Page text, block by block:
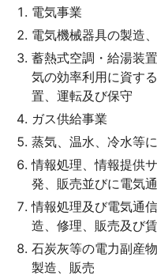
電気事業
電気機械器具の製造
蓄熱式空調・給湯装
気の効率利用に資す
置、運転及び保守
ガス供給事業
蒸気、温水、冷水等
情報処理、情報提供
発、販売並びに電気
情報処理及び電気通
造、修理、販売及び
石炭灰等の電力副産
製造、販売